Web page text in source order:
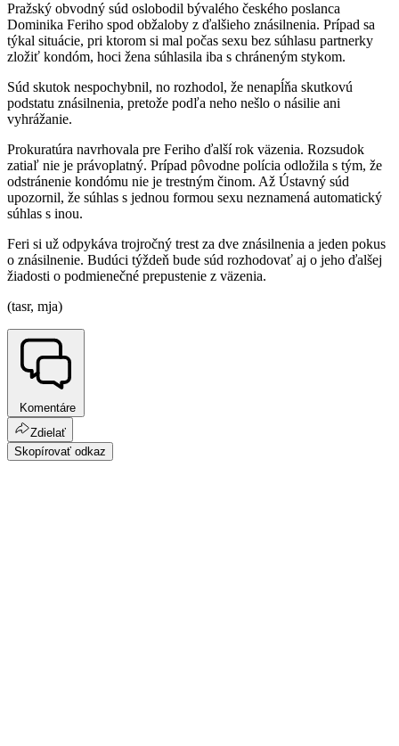
Pražský obvodný súd oslobodil bývalého českého poslanca
Dominika Feriho spod obžaloby z ďalšieho znásilnenia. Prípad sa
týkal situácie, pri ktorom si mal počas sexu bez súhlasu partnerky
zložiť kondóm, hoci žena súhlasila iba s chráneným stykom.
Súd skutok nespochybnil, no rozhodol, že nenapĺňa skutkovú
podstatu znásilnenia, pretože podľa neho nešlo o násilie ani
vyhrážanie.
Prokuratúra navrhovala pre Feriho ďalší rok väzenia. Rozsudok
zatiaľ nie je právoplatný. Prípad pôvodne polícia odložila s tým, že
odstránenie kondómu nie je trestným činom. Až Ústavný súd
upozornil, že súhlas s jednou formou sexu neznamená automatický
súhlas s inou.
Feri si už odpykáva trojročný trest za dve znásilnenia a jeden pokus
o znásilnenie. Budúci týždeň bude súd rozhodovať aj o jeho ďalšej
žiadosti o podmienečné prepustenie z väzenia.
(tasr, mja)
Komentáre
Zdielať
Skopírovať odkaz